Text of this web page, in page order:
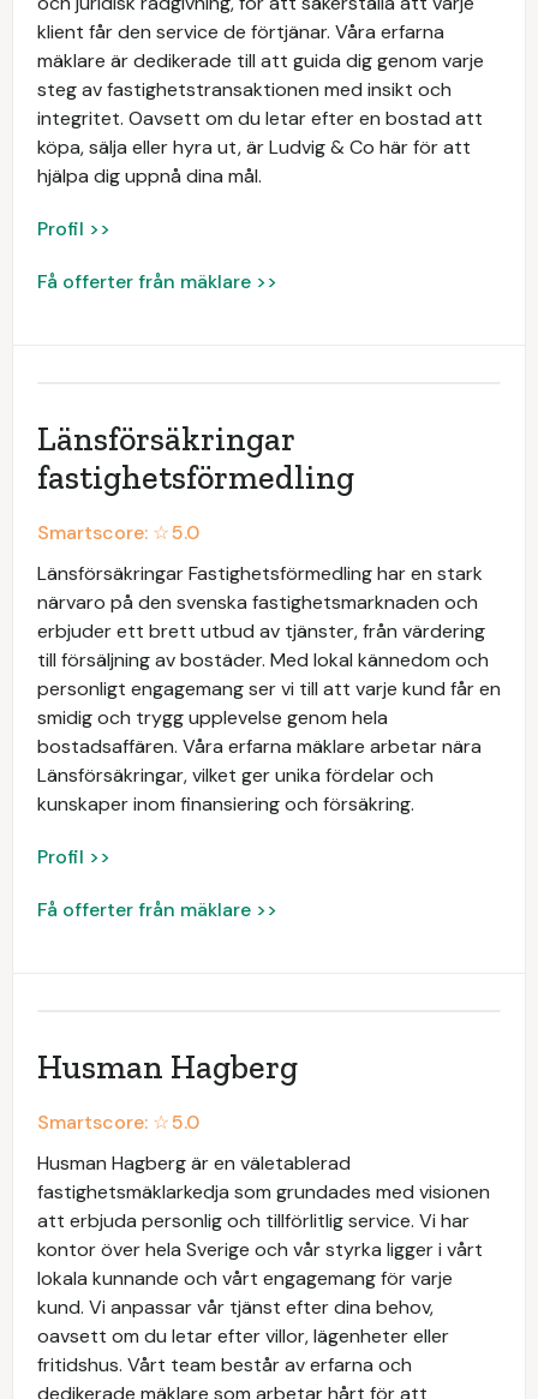
klient får den service de förtjänar. Våra erfarna
mäklare är dedikerade till att guida dig genom varje
steg av fastighetstransaktionen med insikt och
integritet. Oavsett om du letar efter en bostad att
köpa, sälja eller hyra ut, är Ludvig & Co här för att
hjälpa dig uppnå dina mål.
Profil >>
Få offerter från mäklare >>
Länsförsäkringar
fastighetsförmedling
Smartscore: ☆5.0
Länsförsäkringar Fastighetsförmedling har en stark
närvaro på den svenska fastighetsmarknaden och
erbjuder ett brett utbud av tjänster, från värdering
till försäljning av bostäder. Med lokal kännedom och
personligt engagemang ser vi till att varje kund får en
smidig och trygg upplevelse genom hela
bostadsaffären. Våra erfarna mäklare arbetar nära
Länsförsäkringar, vilket ger unika fördelar och
kunskaper inom finansiering och försäkring.
Profil >>
Få offerter från mäklare >>
Husman Hagberg
Smartscore: ☆5.0
Husman Hagberg är en väletablerad
fastighetsmäklarkedja som grundades med visionen
att erbjuda personlig och tillförlitlig service. Vi har
kontor över hela Sverige och vår styrka ligger i vårt
lokala kunnande och vårt engagemang för varje
kund. Vi anpassar vår tjänst efter dina behov,
oavsett om du letar efter villor, lägenheter eller
fritidshus. Vårt team består av erfarna och
dedikerade mäklare som arbetar hårt för att